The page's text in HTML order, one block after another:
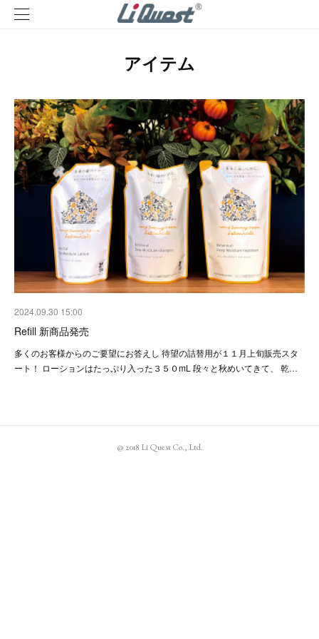
アイテム
2024.09.30 15:00
Refill 新商品発売
多くのお客様からのご要望にお答えし 待望の詰替用が１１月上旬販売スタ
ート！ ローションはたっぷり入った３５０mL 段々と秋めいてきて、 乾…
@ 2018 Li Quest Co., Ltd.